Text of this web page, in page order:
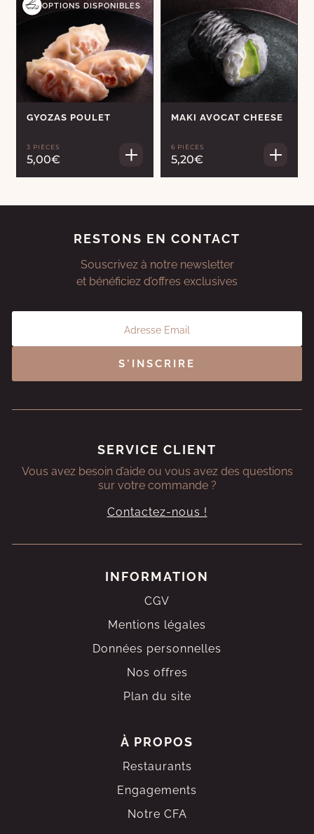
OPTIONS DISPONIBLES
GYOZAS POULET
3 PIÈCES
5,00€
MAKI AVOCAT CHEESE
6 PIÈCES
5,20€
RESTONS EN CONTACT
Souscrivez à notre newsletter
et bénéficiez d’offres exclusives
S'INSCRIRE
SERVICE CLIENT
Vous avez besoin d’aide ou vous avez des questions
sur votre commande ?
Contactez-nous !
INFORMATION
CGV
Mentions légales
Données personnelles
Nos offres
Plan du site
À PROPOS
Restaurants
Engagements
Notre CFA